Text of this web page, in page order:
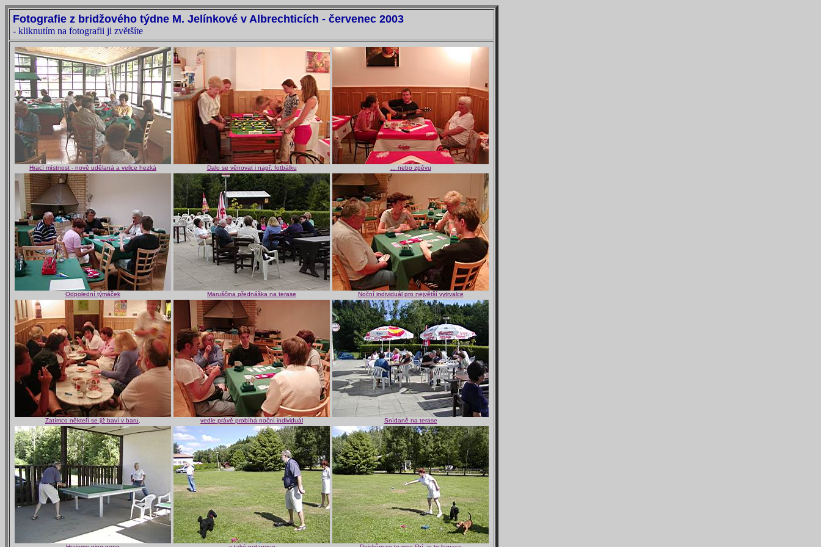
Fotografie z bridžového týdne M. Jelínkové v Albrechticích - červenec 2003
- kliknutím na fotografii ji zvětšíte
Hrací místnost - nově udělaná a velice hezká Dalo se věnovat i např. fotbálku ... nebo zpěvu
Odpolední týmáček Maruščina přednáška na terase Noční individuál pro největší vytrvalce
Zatímco někteří se již baví v baru, vedle právě probíhá noční individuál Snídaně na terase